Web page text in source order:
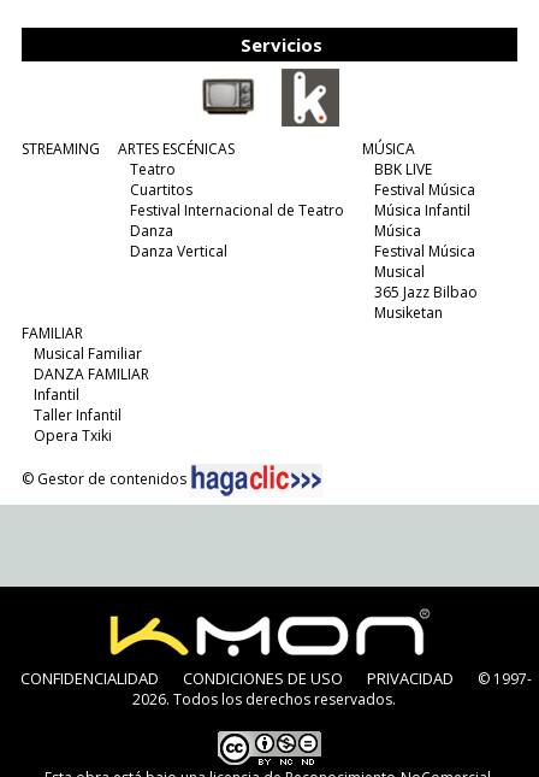
Servicios
STREAMING
ARTES ESCÉNICAS
Teatro
Cuartitos
Festival Internacional de Teatro
Danza
Danza Vertical
MÚSICA
BBK LIVE
Festival Música
Música Infantil
Música
Festival Música
Musical
365 Jazz Bilbao
Musiketan
FAMILIAR
Musical Familiar
DANZA FAMILIAR
Infantil
Taller Infantil
Opera Txiki
© Gestor de contenidos
CONFIDENCIALIDAD CONDICIONES DE USO PRIVACIDAD
© 1997-
2026. Todos los derechos reservados.